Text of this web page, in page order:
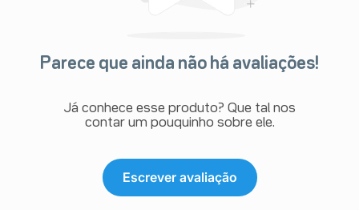
Parece que ainda não há avaliações!
Já conhece esse produto? Que tal nos
contar um pouquinho sobre ele.
Escrever avaliação